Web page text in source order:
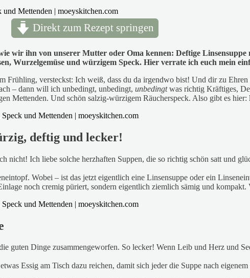
Direkt zum Rezept springen
wir ihn von unserer Mutter oder Oma kennen: Deftige
Wurzelgemüse und würzigem Speck. Hier verrate ich euch mein
versteckst: Ich weiß, dass du da irgendwo bist! Und dir zu
– dann will ich unbedingt, unbedingt, unbedingtwas richtig Kräftiges,
Mettenden. Und schön salzig-würzigem Räucherspeck. Also gibt es hier:
deftig und lecker!
nicht! Ich liebe solche herzhaften Suppen, die so richtig schön satt und
Wobei – ist das jetzt eigentlich eine Linsensuppe oder ein
noch cremig püriert, sondern eigentlich ziemlich sämig und
guten Dinge zusammengeworfen. So lecker! Wenn Leib und Herz und
Essig am Tisch dazu reichen, damit sich jeder die Suppe nach